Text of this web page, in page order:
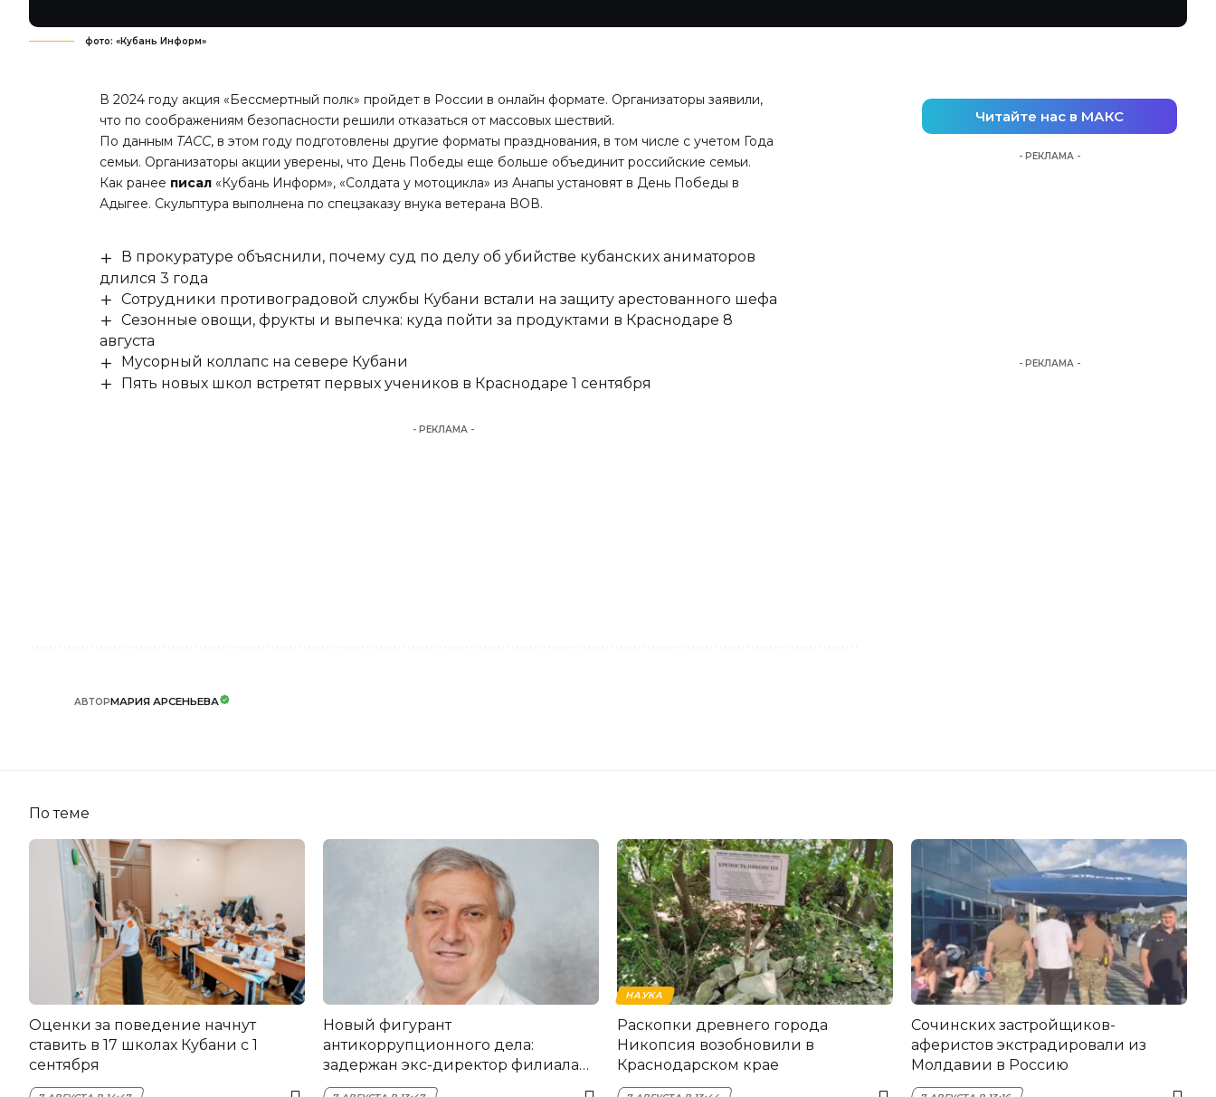
фото: «Кубань Информ»
В 2024 году акция «Бессмертный полк» пройдет в России в онлайн формате. Организаторы заявили,
что по соображениям безопасности решили отказаться от массовых шествий.
По данным ТАСС, в этом году подготовлены другие форматы празднования, в том числе с учетом Года
семьи. Организаторы акции уверены, что День Победы еще больше объединит российские семьи.
Как ранее писал «Кубань Информ», «Солдата у мотоцикла» из Анапы установят в День Победы в
Адыгее. Скульптура выполнена по спецзаказу внука ветерана ВОВ.
В прокуратуре объяснили, почему суд по делу об убийстве кубанских аниматоров
длился 3 года
Сотрудники противоградовой службы Кубани встали на защиту арестованного шефа
Сезонные овощи, фрукты и выпечка: куда пойти за продуктами в Краснодаре 8
августа
Мусорный коллапс на севере Кубани
Пять новых школ встретят первых учеников в Краснодаре 1 сентября
- РЕКЛАМА -
АВТОРМАРИЯ АРСЕНЬЕВА
Читайте нас в МАКС
- РЕКЛАМА -
- РЕКЛАМА -
По теме
Оценки за поведение начнут
ставить в 17 школах Кубани с 1
сентября
Новый фигурант
антикоррупционного дела:
задержан экс-директор филиала
НЭСК Крымска
НАУКА
Раскопки древнего города
Никопсия возобновили в
Краснодарском крае
Сочинских застройщиков-
аферистов экстрадировали из
Молдавии в Россию